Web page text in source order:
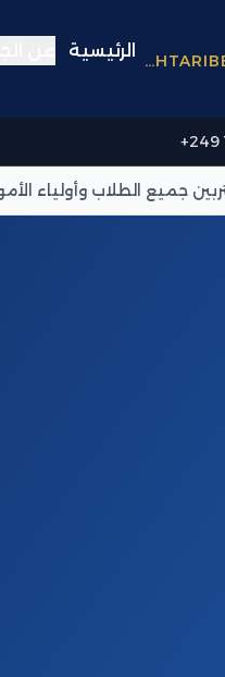
+249
AL-MUGHTARIBEEN UNIVERSITY
الرئيسية
جميع الطلاب وأولياء